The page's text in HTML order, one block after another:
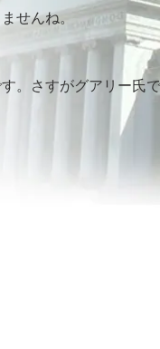
せんね。
。さすがグアリー氏